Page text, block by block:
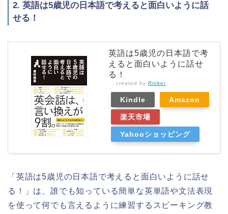
2. 英語は5歳児の日本語で考えると面白いように話
せる！
英語は5歳児の日本語で考
えると面白いように話せ
る！
created by Rinker
Kindle Amazon
楽天市場
Yahooショッピング
「英語は5歳児の日本語で考えると面白いように話せ
る！」は、誰でも知っている簡単な英単語や文法表現
を使って何でも言えるように練習するスピーキング教